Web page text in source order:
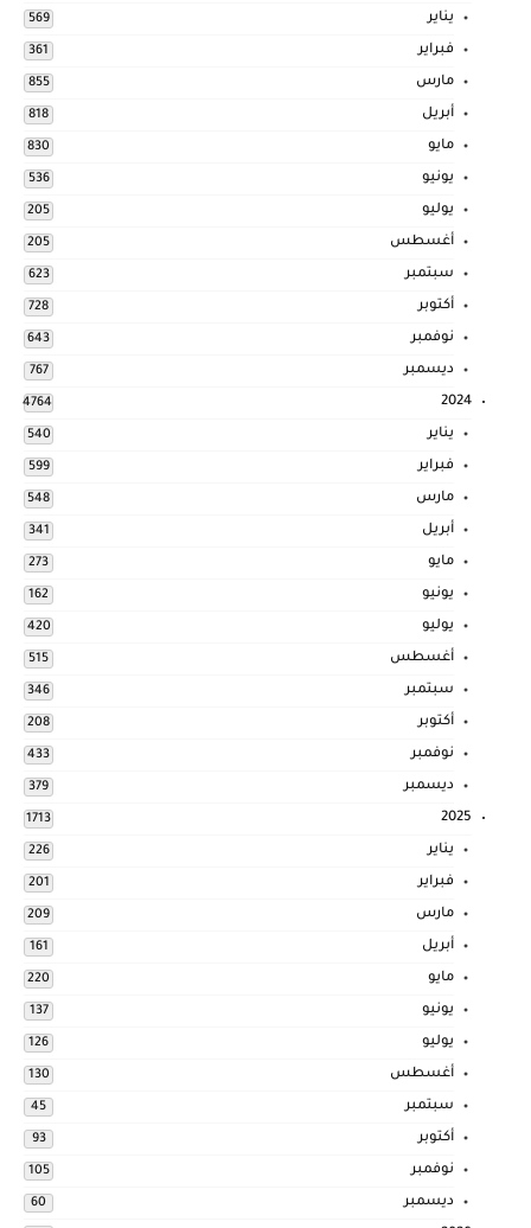
يناير 569
فبراير 361
مارس 855
أبريل 818
مايو 830
يونيو 536
يوليو 205
أغسطس 205
سبتمبر 623
أكتوبر 728
نوفمبر 643
ديسمبر 767
2024
4764
يناير 540
فبراير 599
مارس 548
أبريل 341
مايو 273
يونيو 162
يوليو 420
أغسطس 515
سبتمبر 346
أكتوبر 208
نوفمبر 433
ديسمبر 379
2025
1713
يناير 226
فبراير 201
مارس 209
أبريل 161
مايو 220
يونيو 137
يوليو 126
أغسطس 130
سبتمبر 45
أكتوبر 93
نوفمبر 105
ديسمبر 60